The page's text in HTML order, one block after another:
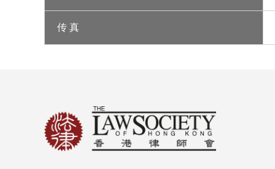
传 真